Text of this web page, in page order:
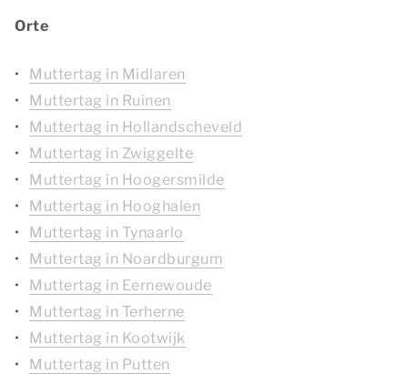
Orte
Muttertag in Midlaren
Muttertag in Ruinen
Muttertag in Hollandscheveld
Muttertag in Zwiggelte
Muttertag in Hoogersmilde
Muttertag in Hooghalen
Muttertag in Tynaarlo
Muttertag in Noardburgum
Muttertag in Eernewoude
Muttertag in Terherne
Muttertag in Kootwijk
Muttertag in Putten